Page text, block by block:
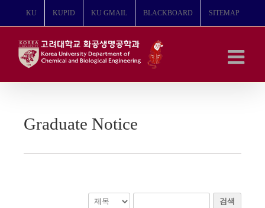
뛰
KU KUPID KU GMAIL BLACKBOARD SITEMAP
Graduate Notice
검색